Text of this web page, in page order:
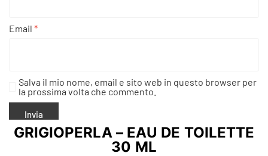
Email *
Salva il mio nome, email e sito web in questo browser per
la prossima volta che commento.
GRIGIOPERLA – EAU DE TOILETTE
30 ML